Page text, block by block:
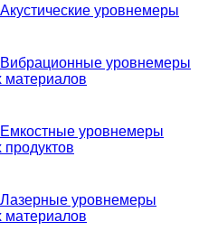
Акустические уровнемеры
Вибрационные уровнемеры
материалов
Емкостные уровнемеры
продуктов
Лазерные уровнемеры
материалов